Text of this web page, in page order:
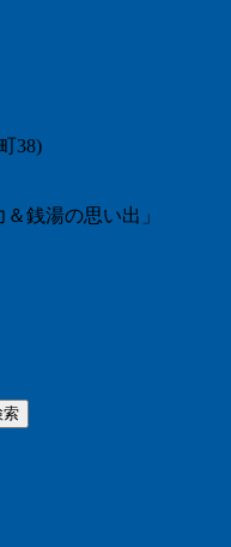
38)
銭湯の思い出」
索